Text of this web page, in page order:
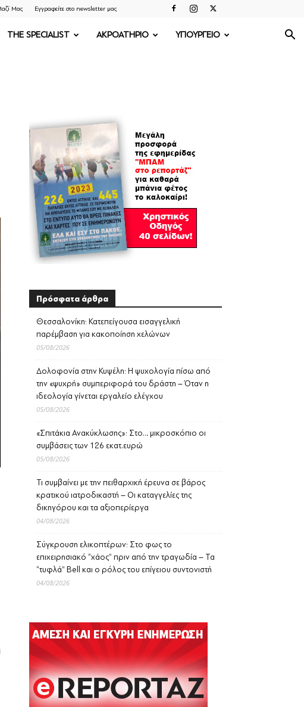
Μας Εγγραφείτε στο newsletter μας
THE SPECIALIST ΑΚΡΟΑΤΗΡΙΟ ΥΠΟΥΡΓΕΙΟ
Πρόσφατα άρθρα
Θεσσαλονίκη: Κατεπείγουσα εισαγγελική
παρέμβαση για κακοποίηση χελώνων
05/08/2026
Δολοφονία στην Κυψέλη: Η ψυχολογία πίσω από
την «ψυχρή» συμπεριφορά του δράστη – Όταν η
ιδεολογία γίνεται εργαλείο ελέγχου
05/08/2026
«Σπιτάκια Ανακύκλωσης»: Στο… μικροσκόπιο οι
συμβάσεις των 126 εκατ.ευρώ
05/08/2026
Τι συμβαίνει με την πειθαρχική έρευνα σε βάρος
κρατικού ιατροδικαστή – Οι καταγγελίες της
δικηγόρου και τα αξιοπερίεργα
04/08/2026
Σύγκρουση ελικοπτέρων: Στο φως το
επιχειρησιακό “χάος” πριν από την τραγωδία – Τα
“τυφλά” Bell και ο ρόλος του επίγειου συντονιστή
04/08/2026